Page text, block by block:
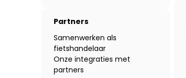
Partners
Samenwerken als
fietshandelaar
Onze integraties met
partners